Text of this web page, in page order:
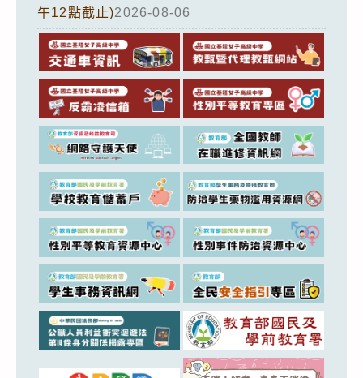
午12點截止)2026-08-06